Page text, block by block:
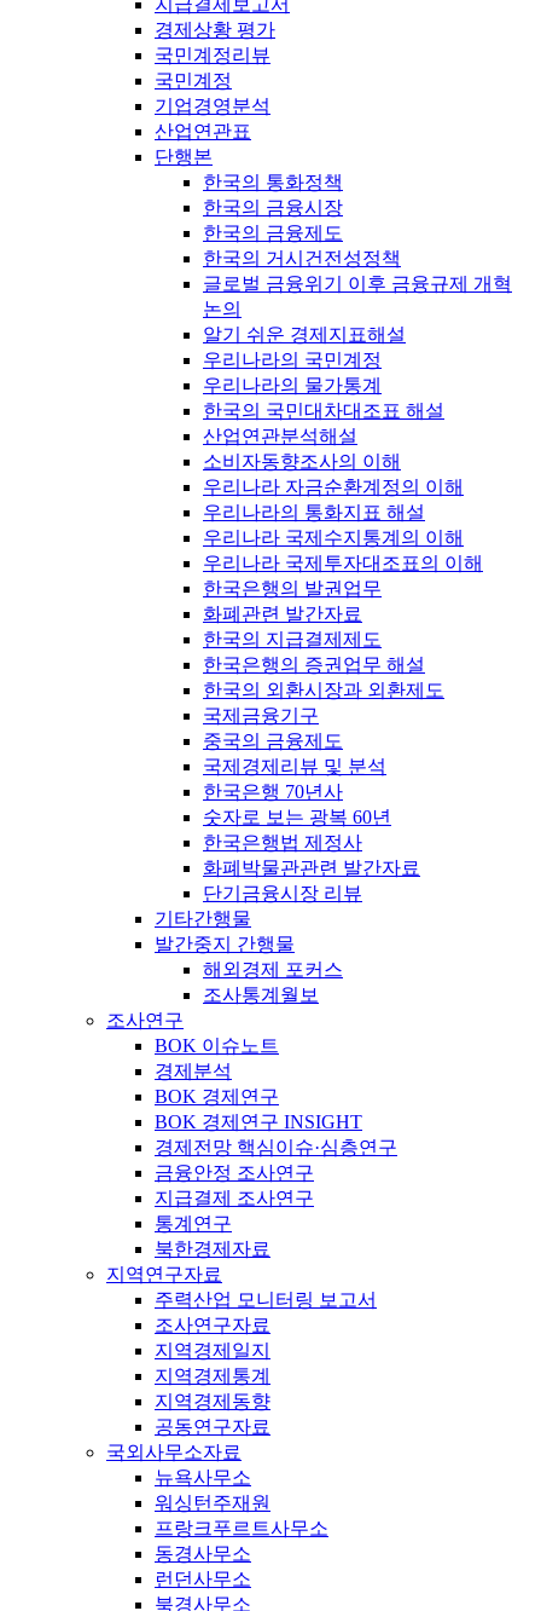
지급결제보고서
경제상황 평가
국민계정리뷰
국민계정
기업경영분석
산업연관표
단행본
한국의 통화정책
한국의 금융시장
한국의 금융제도
한국의 거시건전성정책
글로벌 금융위기 이후 금융규제 개혁
논의
알기 쉬운 경제지표해설
우리나라의 국민계정
우리나라의 물가통계
한국의 국민대차대조표 해설
산업연관분석해설
소비자동향조사의 이해
우리나라 자금순환계정의 이해
우리나라의 통화지표 해설
우리나라 국제수지통계의 이해
우리나라 국제투자대조표의 이해
한국은행의 발권업무
화폐관련 발간자료
한국의 지급결제제도
한국은행의 증권업무 해설
한국의 외환시장과 외환제도
국제금융기구
중국의 금융제도
국제경제리뷰 및 분석
한국은행 70년사
숫자로 보는 광복 60년
한국은행법 제정사
화폐박물관관련 발간자료
단기금융시장 리뷰
기타간행물
발간중지 간행물
해외경제 포커스
조사통계월보
조사연구
BOK 이슈노트
경제분석
BOK 경제연구
BOK 경제연구 INSIGHT
경제전망 핵심이슈·심층연구
금융안정 조사연구
지급결제 조사연구
통계연구
북한경제자료
지역연구자료
주력산업 모니터링 보고서
조사연구자료
지역경제일지
지역경제통계
지역경제동향
공동연구자료
국외사무소자료
뉴욕사무소
워싱턴주재원
프랑크푸르트사무소
동경사무소
런던사무소
북경사무소